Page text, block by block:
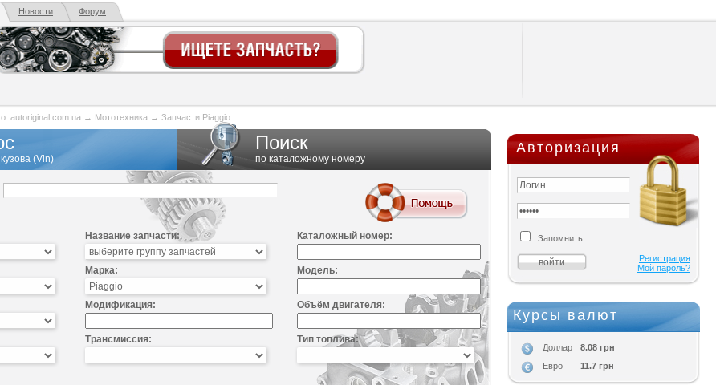
Новости Форум
autoriginal.com.ua → Мототехника → Запчасти Piaggio
(Vin)
Поиск
по каталожному номеру
Название запчасти: Каталожный номер:
Марка: Модель:
Модификация: Объём двигателя:
Трансмиссия: Тип топлива:
Авторизация
Запомнить
Регистрация
Мой пароль?
Курсы валют
Доллар
8.08 грн
Евро
11.7 грн